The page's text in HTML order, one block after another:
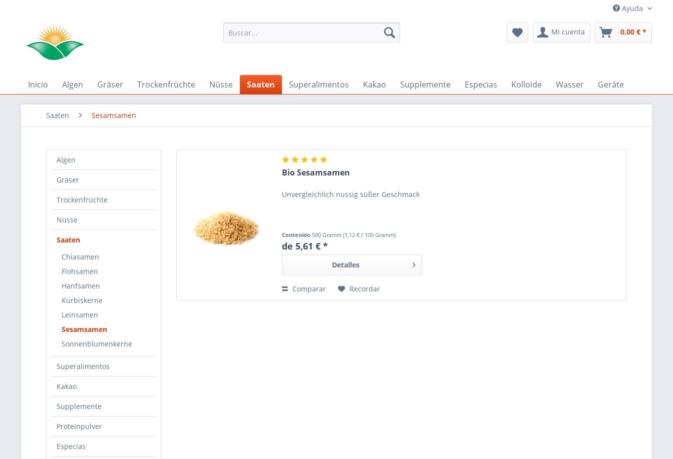
Ayuda
Mi cuenta 0,00 € *
Inicio Algen Gräser Trockenfrüchte Nüsse Saaten Superalimentos Kakao Supplemente Especias Kolloide Wasser Geräte
Saaten Sesamsamen
Algen
Gräser
Trockenfrüchte
Nüsse
Saaten
Chiasamen
Flohsamen
Hanfsamen
Kürbiskerne
Leinsamen
Sesamsamen
Sonnenblumenkerne
Superalimentos
Kakao
Supplemente
Proteinpulver
Especias
Bio Sesamsamen
Unvergleichlich nussig süßer Geschmack
Contenido500 Gramm(1,12 € / 100 Gramm)
de 5,61 € *
Detalles
Comparar Recordar